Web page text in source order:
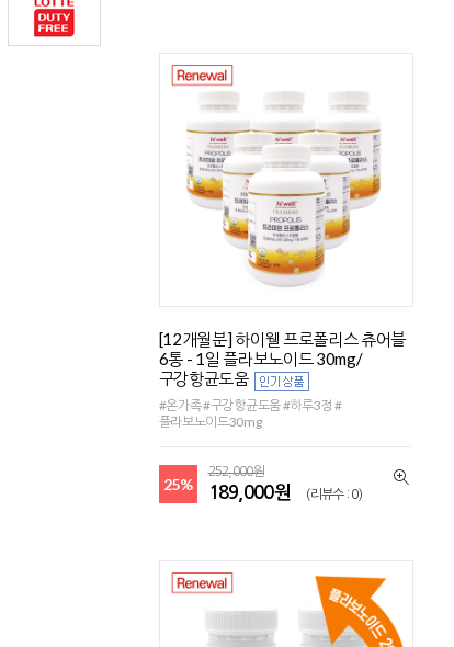
[12개월분] 하이웰 프로폴리스 츄어블
6통 - 1일 플라보노이드 30mg/
구강항균도움
#온가족 #구강항균도움 #하루3정 #
플라보노이드30mg
25%
252,000원
189,000원 (리뷰수 : 0)